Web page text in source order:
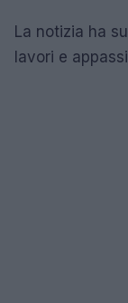
La notizia ha
lavori e